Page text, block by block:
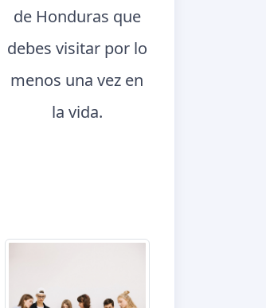
de Honduras que
debes visitar por lo
menos una vez en
la vida.